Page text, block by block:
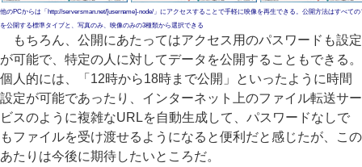
他のPCからは「http://serversman.net/[username]-node/」にアクセスすることで手軽に映像を再生できる。公開方法はすべて
を公開する標準タイプと、写真のみ、映像のみの3種類から選択できる
もちろん、公開にあたってはアクセス用のパスワードも設定
が可能で、特定の人に対してデータを公開することもできる。
個人的には、「12時から18時まで公開」といったように時間
設定が可能であったり、インターネット上のファイル転送サー
ビスのように複雑なURLを自動生成して、パスワードなしで
もファイルを受け渡せるようになると便利だと感じたが、この
あたりは今後に期待したいところだ。